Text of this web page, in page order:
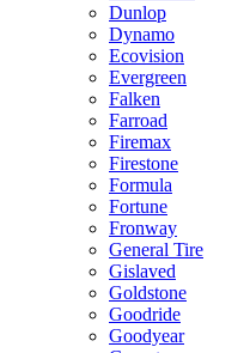
Dunlop
Dynamo
Ecovision
Evergreen
Falken
Farroad
Firemax
Firestone
Formula
Fortune
Fronway
General Tire
Gislaved
Goldstone
Goodride
Goodyear